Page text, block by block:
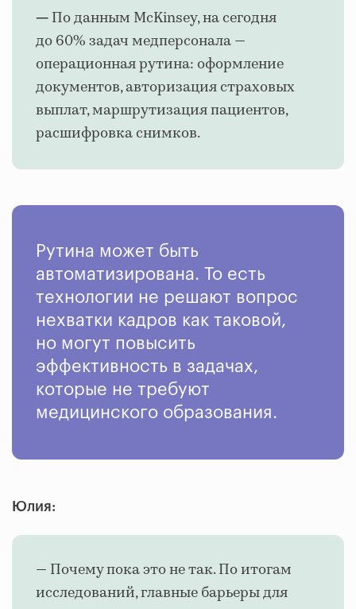
— По данным McKinsey, на сегодня
до 60% задач медперсонала —
операционная рутина: оформление
документов, авторизация страховых
выплат, маршрутизация пациентов,
расшифровка снимков.
Рутина может быть
автоматизирована. То есть
технологии не решают вопрос
нехватки кадров как таковой,
но могут повысить
эффективность в задачах,
которые не требуют
медицинского образования.
Юлия:
— Почему пока это не так. По итогам
исследований, главные барьеры для